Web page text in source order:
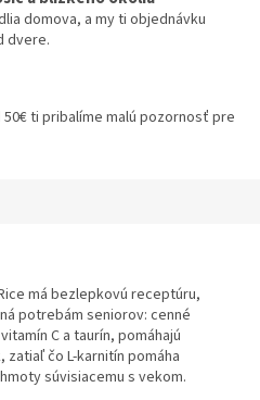
domova, a my ti objednávku
dvere.
ti pribalíme malú pozornosť pre
má bezlepkovú receptúru,
potrebám seniorov: cenné
C a taurín, pomáhajú
čo L-karnitín pomáha
súvisiacemu s vekom.